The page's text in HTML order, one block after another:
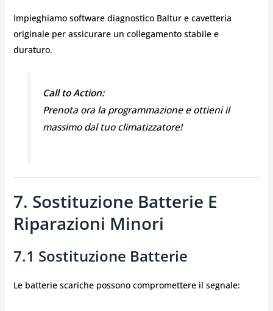
Impieghiamo software diagnostico Baltur e cavetteria
originale per assicurare un collegamento stabile e
duraturo.
Call to Action:
Prenota ora la programmazione e ottieni il
massimo dal tuo climatizzatore!
7. Sostituzione Batterie E
Riparazioni Minori
7.1 Sostituzione Batterie
Le batterie scariche possono compromettere il segnale: